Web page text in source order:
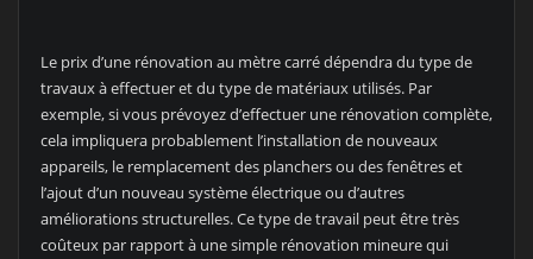
Le prix d’une rénovation au mètre carré dépendra du type de
travaux à effectuer et du type de matériaux utilisés. Par
exemple, si vous prévoyez d’effectuer une rénovation complète,
cela impliquera probablement l’installation de nouveaux
appareils, le remplacement des planchers ou des fenêtres et
l’ajout d’un nouveau système électrique ou d’autres
améliorations structurelles. Ce type de travail peut être très
coûteux par rapport à une simple rénovation mineure qui